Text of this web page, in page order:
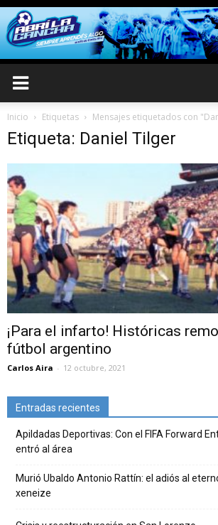
Inicio Etiquetas Mensajes etiquetados con
Etiqueta: Daniel Tilger
¡Para el infarto! Históricas
fútbol argentino
Carlos Aira - 12 octubre, 2021
Entradas recientes
Apildadas Deportivas: Con el FIFA Forward
entró al área
Murió Ubaldo Antonio Rattín: el adiós al
xeneize